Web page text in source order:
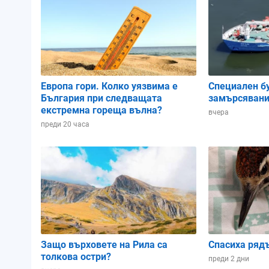
Влажност:
Облачност:
1003.9 hPa
81%
73%
1006.1 hPa
79%
1006.81
78%
02:00 05:00 08:00
Европа гори. Колко уязвима е
България при следващата
екстремна гореща вълна?
преди 20 часа
Специален
вчера
Защо върховете на Рила са
толкова остри?
Спасиха
преди 2 дни